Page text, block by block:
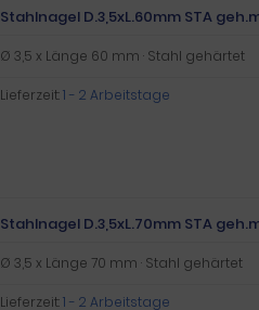
Stahlnagel D.3,5xL.60mm STA
Ø 3,5 x Länge 60 mm · Stahl gehärtet
Lieferzeit:1 - 2 Arbeitstage
Stahlnagel D.3,5xL.70mm STA
Ø 3,5 x Länge 70 mm · Stahl gehärtet
Lieferzeit:1 - 2 Arbeitstage